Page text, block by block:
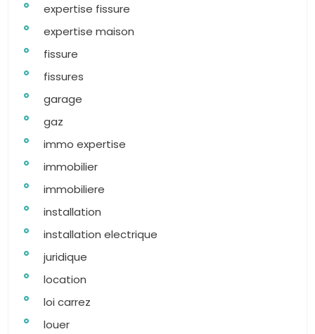
expertise fissure
expertise maison
fissure
fissures
garage
gaz
immo expertise
immobilier
immobiliere
installation
installation electrique
juridique
location
loi carrez
louer